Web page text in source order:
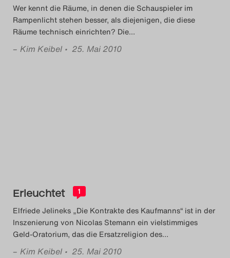
Search
Wer kennt die Räume, in denen die Schauspieler im
Rampenlicht stehen besser, als diejenigen, die diese
Räume technisch einrichten? Die…
– Kim Keibel • 25. Mai 2010
Erleuchtet 1
Elfriede Jelineks „Die Kontrakte des Kaufmanns“ ist in der
Inszenierung von Nicolas Stemann ein vielstimmiges
Geld-Oratorium, das die Ersatzreligion des…
– Kim Keibel • 25. Mai 2010